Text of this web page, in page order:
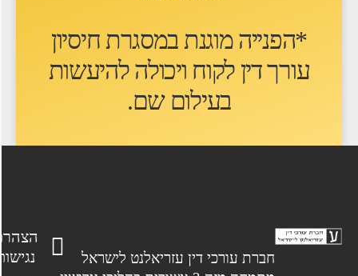
*הפנייה מוגנת במסגרת חיסיון
עורך דין לקוח ו יכולה להיעשות
בעילום שם.
חברת עורכי דין עזריאלנט לישראל
הצהרת
נגישות